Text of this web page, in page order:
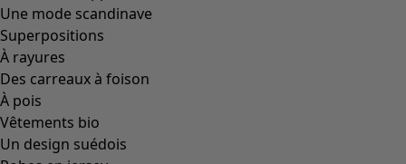
Une mode scandinave
Superpositions
À rayures
Des carreaux à foison
À pois
Vêtements bio
Un design suédois